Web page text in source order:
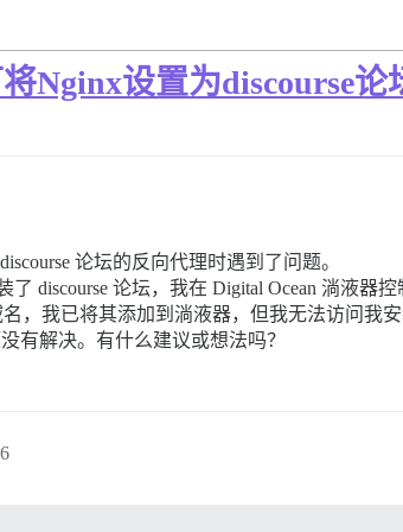
Nginx设置为discourse论
论坛的反向代理时遇到了问题。
discourse 论坛，我在 Digital Ocean 淌液
，我已将其添加到淌液器，但我无法访问我
有解决。有什么建议或想法吗？